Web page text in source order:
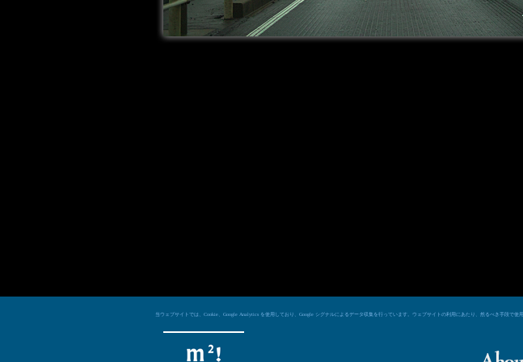
当ウェブサイトでは、Cookie、Google Analytics を使用しており、Google シグナルによるデータ収集を行っています。ウェブサイトの利用にあたり、然るべき手段で